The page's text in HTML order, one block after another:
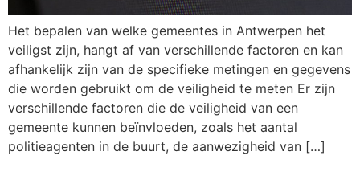
Het bepalen van welke gemeentes in Antwerpen het
veiligst zijn, hangt af van verschillende factoren en kan
afhankelijk zijn van de specifieke metingen en gegevens
die worden gebruikt om de veiligheid te meten Er zijn
verschillende factoren die de veiligheid van een
gemeente kunnen beïnvloeden, zoals het aantal
politieagenten in de buurt, de aanwezigheid van […]